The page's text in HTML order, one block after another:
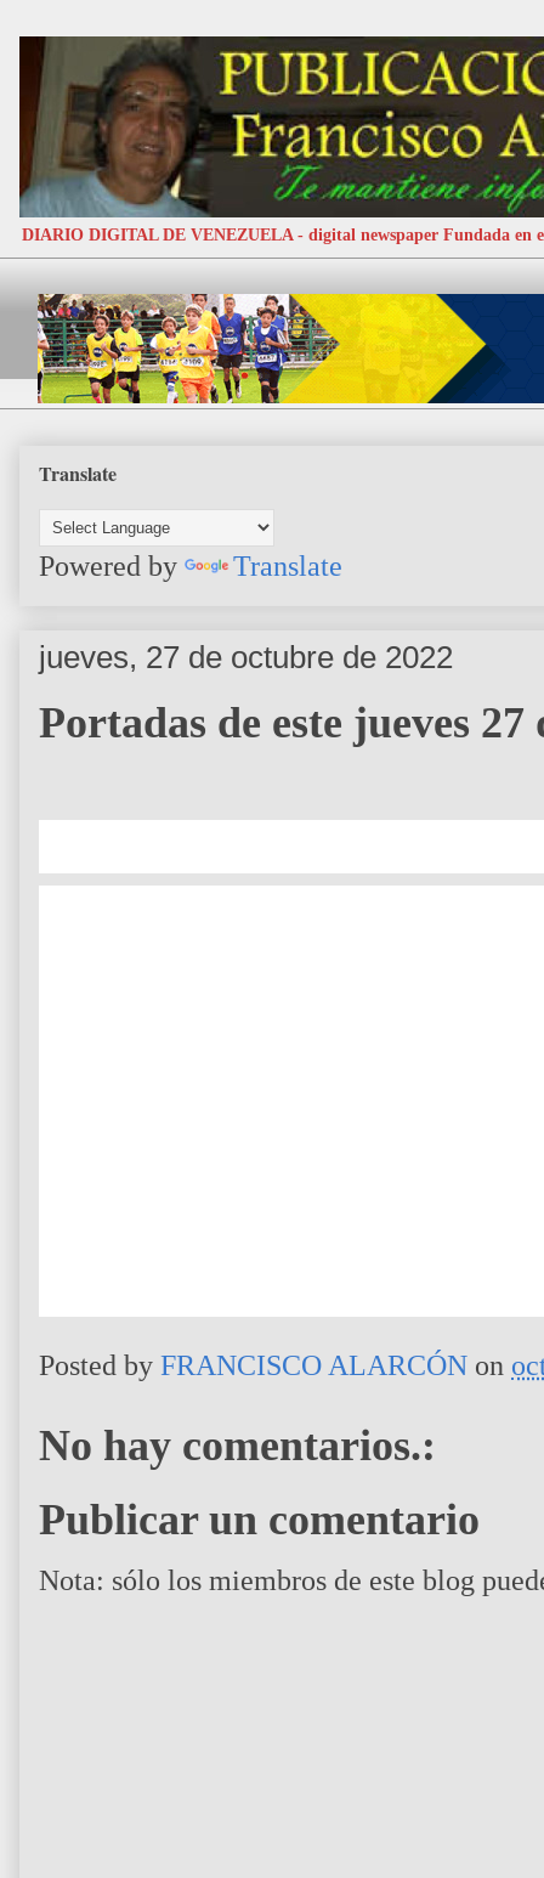
DIARIO DIGITAL DE VENEZUELA - digital newspaper Fundada en
Translate
Powered by Translate
jueves, 27 de octubre de 2022
Portadas de este jueves
Posted by FRANCISCO ALARCÓN on
No hay comentarios.:
Publicar un comentario
Nota: sólo los miembros de este blog